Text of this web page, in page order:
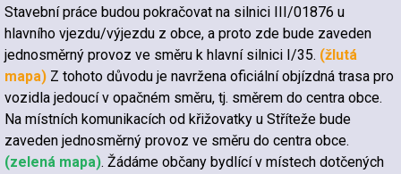
Stavební práce budou pokračovat na silnici III/01876 u
hlavního vjezdu/výjezdu z obce, a proto zde bude zaveden
jednosměrný provoz ve směru k hlavní silnici I/35. (žlutá
mapa) Z tohoto důvodu je navržena oficiální objízdná trasa pro
vozidla jedoucí v opačném směru, tj. směrem do centra obce.
Na místních komunikacích od křižovatky u Stříteže bude
zaveden jednosměrný provoz ve směru do centra obce.
(zelená mapa). Žádáme občany bydlící v místech dotčených